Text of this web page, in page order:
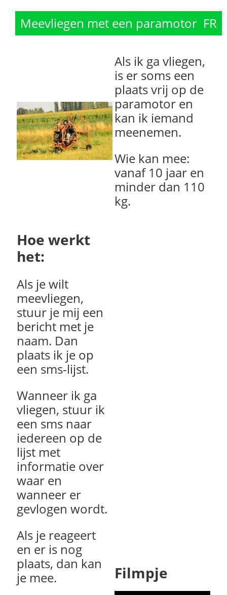
Meevliegen met een paramotor FR
Als ik ga vliegen,
is er soms een
plaats vrij op de
paramotor en
kan ik iemand
meenemen.
Wie kan mee:
vanaf 10 jaar en
minder dan 110
kg.
Hoe werkt
het:
Als je wilt
meevliegen,
stuur je mij een
bericht met je
naam. Dan
plaats ik je op
een sms-lijst.
Wanneer ik ga
vliegen, stuur ik
een sms naar
iedereen op de
lijst met
informatie over
waar en
wanneer er
gevlogen wordt.
Als je reageert
en er is nog
plaats, dan kan
je mee.
Filmpje